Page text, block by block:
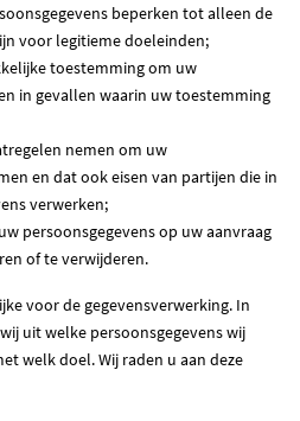
beperken tot alleen de
voor legitieme doeleinden;
toestemming om uw
in gevallen waarin uw toestemming
nemen om uw
en dat ook eisen van partijen die in
verwerken;
persoonsgegevens op uw aanvraag
of te verwijderen.
voor de gegevensverwerking. In
uit welke persoonsgegevens wij
welk doel. Wij raden u aan deze